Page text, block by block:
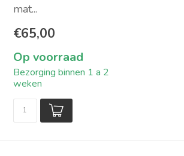
mat...
€65,00
Op voorraad
Bezorging binnen 1 a 2
weken